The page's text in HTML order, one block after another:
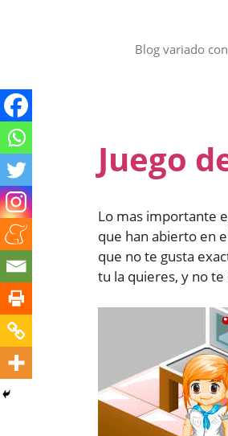
Blog variado
Juego
Lo mas importante
que han abierto en
que no te gusta
tu la quieres, y no